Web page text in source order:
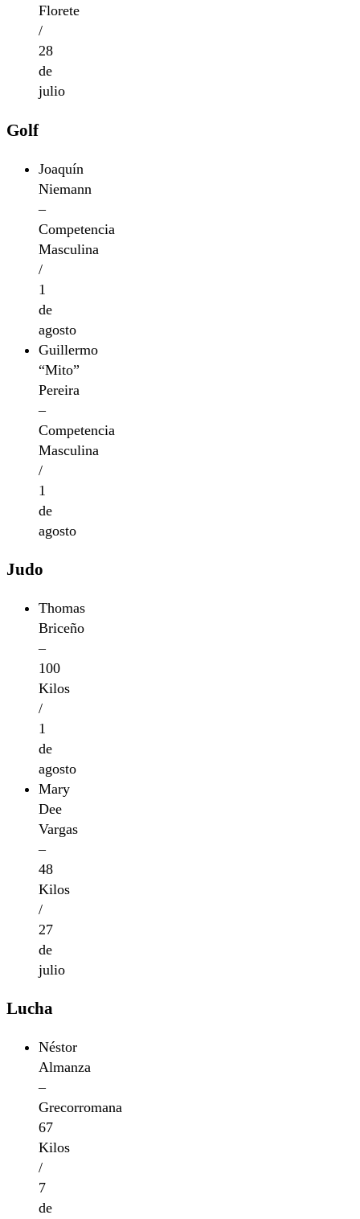
Florete
/
28
de
julio
Golf
Joaquín
Niemann
–
Competencia
Masculina
/
1
de
agosto
Guillermo
“Mito”
Pereira
–
Competencia
Masculina
/
1
de
agosto
Judo
Thomas
Briceño
–
100
Kilos
/
1
de
agosto
Mary
Dee
Vargas
–
48
Kilos
/
27
de
julio
Lucha
Néstor
Almanza
–
Grecorromana
67
Kilos
/
7
de